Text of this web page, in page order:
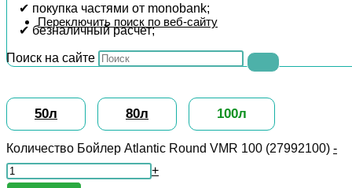
Переключить поиск по веб-сайту
Поиск на сайте
✔ покупка частями от monobank;
✔ безналичный расчет;
50л 80л 100л
Количество Бойлер Atlantic Round VMR 100 (27992100) -
+